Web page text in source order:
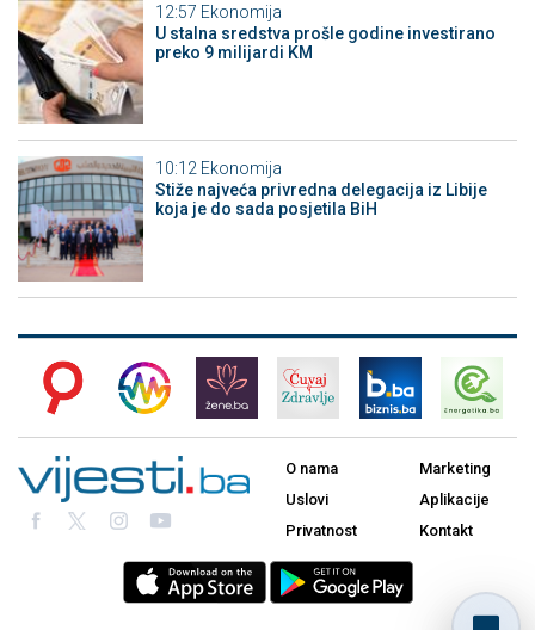
12:57 Ekonomija
U stalna sredstva prošle godine investirano
preko 9 milijardi KM
10:12 Ekonomija
Stiže najveća privredna delegacija iz Libije
koja je do sada posjetila BiH
O nama
Uslovi
Privatnost
Marketing
Aplikacije
Kontakt